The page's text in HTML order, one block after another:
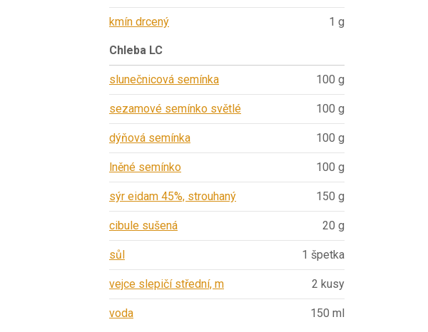
kmín drcený 1 g
Chleba LC
slunečnicová semínka 100 g
sezamové semínko světlé 100 g
dýňová semínka 100 g
lněné semínko 100 g
sýr eidam 45%, strouhaný 150 g
cibule sušená 20 g
sůl 1 špetka
vejce slepičí střední, m 2 kusy
voda 150 ml